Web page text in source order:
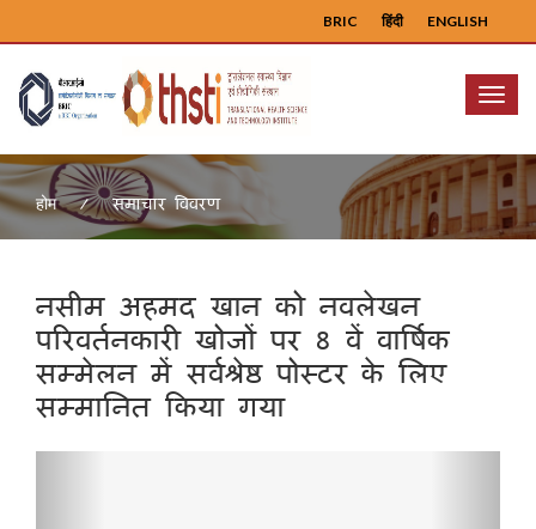
ENGLISH
हिंदी
BRIC
Menu
होम समाचार विवरण
नसीम अहमद खान को नवलेखन
परिवर्तनकारी खोजों पर 8 वें वार्षिक
सम्मेलन में सर्वश्रेष्ठ पोस्टर के लिए
सम्मानित किया गया